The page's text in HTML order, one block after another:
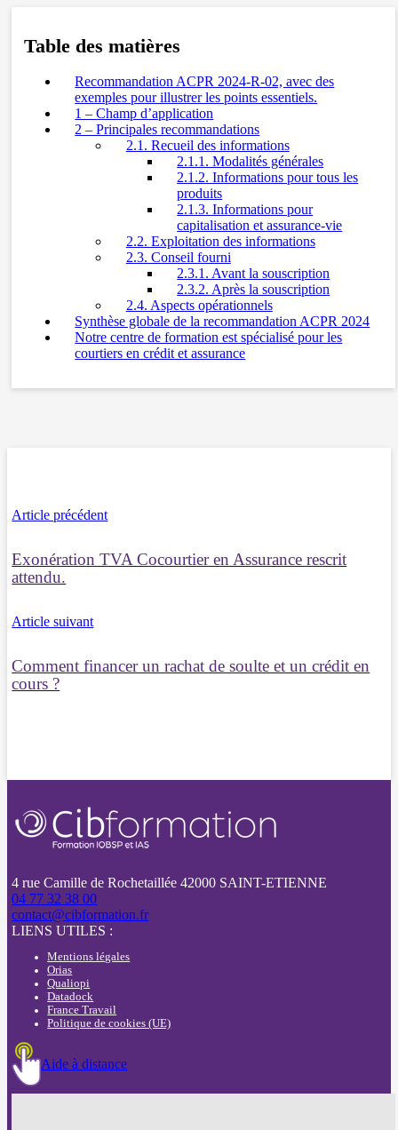
Table des matières
Recommandation ACPR 2024-R-02, avec des
exemples pour illustrer les points essentiels.
1 – Champ d’application
2 – Principales recommandations
2.1. Recueil des informations
2.1.1. Modalités générales
2.1.2. Informations pour tous les
produits
2.1.3. Informations pour
capitalisation et assurance-vie
2.2. Exploitation des informations
2.3. Conseil fourni
2.3.1. Avant la souscription
2.3.2. Après la souscription
2.4. Aspects opérationnels
Synthèse globale de la recommandation ACPR 2024
Notre centre de formation est spécialisé pour les
courtiers en crédit et assurance
Article précédent
Exonération TVA Cocourtier en Assurance rescrit
attendu.
Article suivant
Comment financer un rachat de soulte et un crédit en
cours ?
4 rue Camille de Rochetaillée 42000 SAINT-ETIENNE
04 77 32 38 00
contact@cibformation.fr
LIENS UTILES :
Mentions légales
Orias
Qualiopi
Datadock
France Travail
Politique de cookies (UE)
Aide à distance